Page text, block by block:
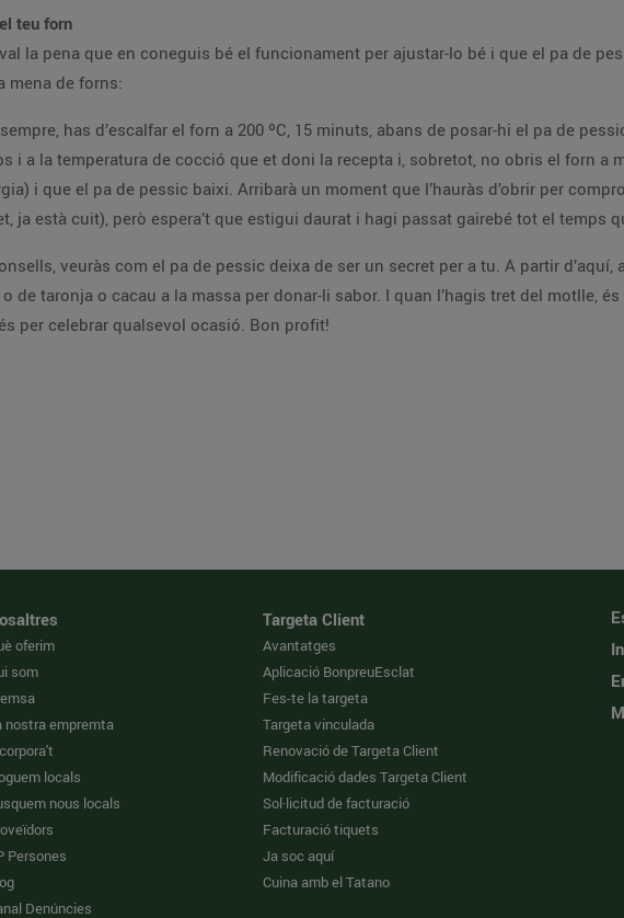
teu forn
la pena que en coneguis bé el funcionament per ajustar-lo bé i que el pa de
mena de forns:
has d’escalfar el forn a 200 ºC, 15 minuts, abans de posar-hi el pa de
i a la temperatura de cocció que et doni la recepta i, sobretot, no obris el forn a
i que el pa de pessic baixi. Arribarà un moment que l’hauràs d’obrir per
ja està cuit), però espera’t que estigui daurat i hagi passat gairebé tot el temps
veuràs com el pa de pessic deixa de ser un secret per a tu. A partir
de taronja o cacau a la massa per donar-li sabor. I quan l’hagis tret del motlle,
per celebrar qualsevol ocasió. Bon profit!
oferim
som
nostra empremta
locals
nous locals
Persones
Denúncies
Targeta Client
Avantatges
Aplicació BonpreuEsclat
Fes-te la targeta
Targeta vinculada
Renovació de Targeta Client
Modificació dades Targeta Client
Sol·licitud de facturació
Facturació tiquets
Ja soc aquí
Cuina amb el Tatano